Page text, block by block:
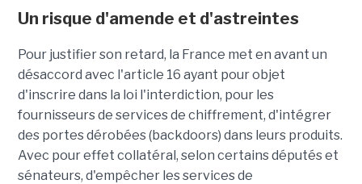
Un risque d'amende et d'astreintes
Pour justifier son retard, la France met en avant un
désaccord avec l'article 16 ayant pour objet
d'inscrire dans la loi l'interdiction, pour les
fournisseurs de services de chiffrement, d'intégrer
des portes dérobées (backdoors) dans leurs produits.
Avec pour effet collatéral, selon certains députés et
sénateurs, d'empêcher les services de